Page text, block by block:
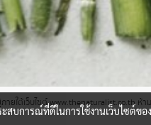
ใต้เว็บไซต์ www.thenaturalist.co.th ห้
บการณ์ที่ดีในการใช้งานเว็บไซต์ข